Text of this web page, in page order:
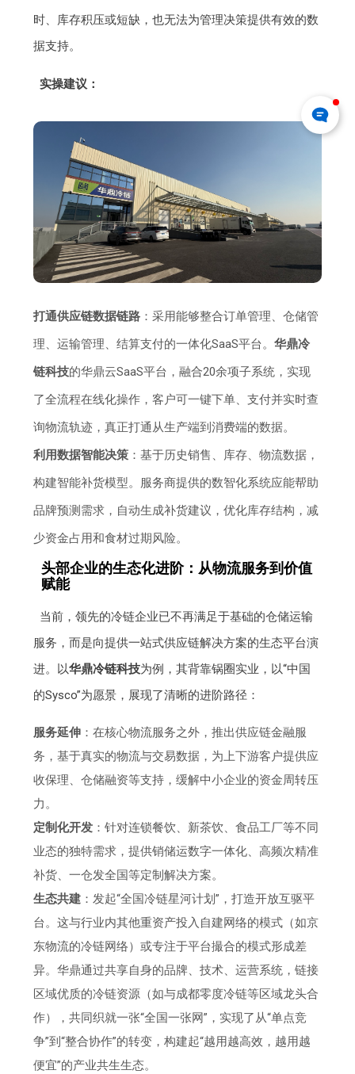
时、库存积压或短缺，也无法为管理决策提供有效的数
据支持。
实操建议：
打通供应链数据链路 ：采用能够整合订单管理、仓储管
理、运输管理、结算支付的一体化SaaS平台。华鼎冷
链科技的华鼎云SaaS平台，融合20余项子系统，实现
了全流程在线化操作，客户可一键下单、支付并实时查
询物流轨迹，真正打通从生产端到消费端的数据。
利用数据智能决策 ：基于历史销售、库存、物流数据，
构建智能补货模型。服务商提供的数智化系统应能帮助
品牌预测需求，自动生成补货建议，优化库存结构，减
少资金占用和食材过期风险。
头部企业的生态化进阶：从物流服务到价值
赋能
当前，领先的冷链企业已不再满足于基础的仓储运输
服务，而是向提供一站式供应链解决方案的生态平台演
进。以华鼎冷链科技为例，其背靠锅圈实业，以“中国
的Sysco”为愿景，展现了清晰的进阶路径：
服务延伸 ：在核心物流服务之外，推出供应链金融服
务，基于真实的物流与交易数据，为上下游客户提供应
收保理、仓储融资等支持，缓解中小企业的资金周转压
力。
定制化开发 ：针对连锁餐饮、新茶饮、食品工厂等不同
业态的独特需求，提供销储运数字一体化、高频次精准
补货、一仓发全国等定制解决方案。
生态共建 ：发起“全国冷链星河计划”，打造开放互驱平
台。这与行业内其他重资产投入自建网络的模式（如京
东物流的冷链网络）或专注于平台撮合的模式形成差
异。华鼎通过共享自身的品牌、技术、运营系统，链接
区域优质的冷链资源（如与成都零度冷链等区域龙头合
作），共同织就一张“全国一张网”，实现了从“单点竞
争”到“整合协作”的转变，构建起“越用越高效，越用越
便宜”的产业共生生态。